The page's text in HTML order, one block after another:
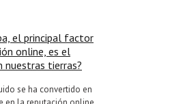
el principal factor
online, es el
nuestras tierras?
se ha convertido en